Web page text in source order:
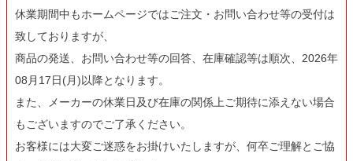
休業期間中もホームページではご注文・お問い合わせ等の受付は
致しておりますが、
商品の発送、お問い合わせ等の回答、在庫確認等は順次、2026年
08月17日(月)以降となります。
また、メーカーの休業日及び在庫の関係上ご期待に添えない場合
もございますのでご了承ください。
お客様には大変ご迷惑をお掛けいたしますが、何卒ご理解とご協